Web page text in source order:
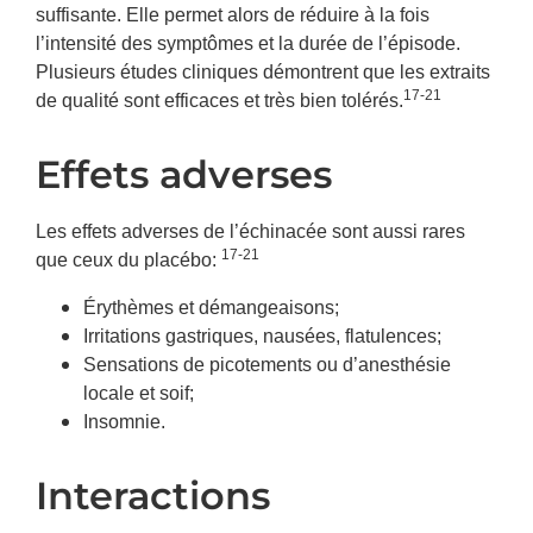
suffisante. Elle permet alors de réduire à la fois
l’intensité des symptômes et la durée de l’épisode.
Plusieurs études cliniques démontrent que les extraits
de qualité sont efficaces et très bien tolérés.17-21
Effets adverses
Les effets adverses de l’échinacée sont aussi rares
que ceux du placébo: 17-21
Érythèmes et démangeaisons;
Irritations gastriques, nausées, flatulences;
Sensations de picotements ou d’anesthésie
locale et soif;
Insomnie.
Interactions